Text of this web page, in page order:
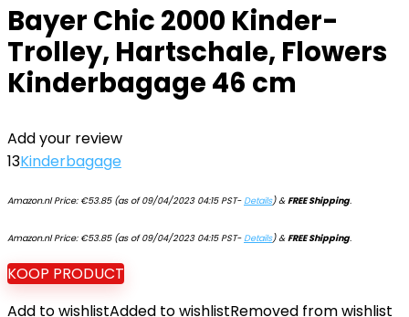
Bayer Chic 2000 Kinder-
Trolley, Hartschale, Flowers
Kinderbagage 46 cm
Add your review
13Kinderbagage
Amazon.nl Price: €53.85(as of 09/04/2023 04:15 PST-Details)&FREE Shipping.
Amazon.nl Price: €53.85(as of 09/04/2023 04:15 PST-Details)&FREE Shipping.
KOOP PRODUCT
Add to wishlistAdded to wishlistRemoved from wishlist